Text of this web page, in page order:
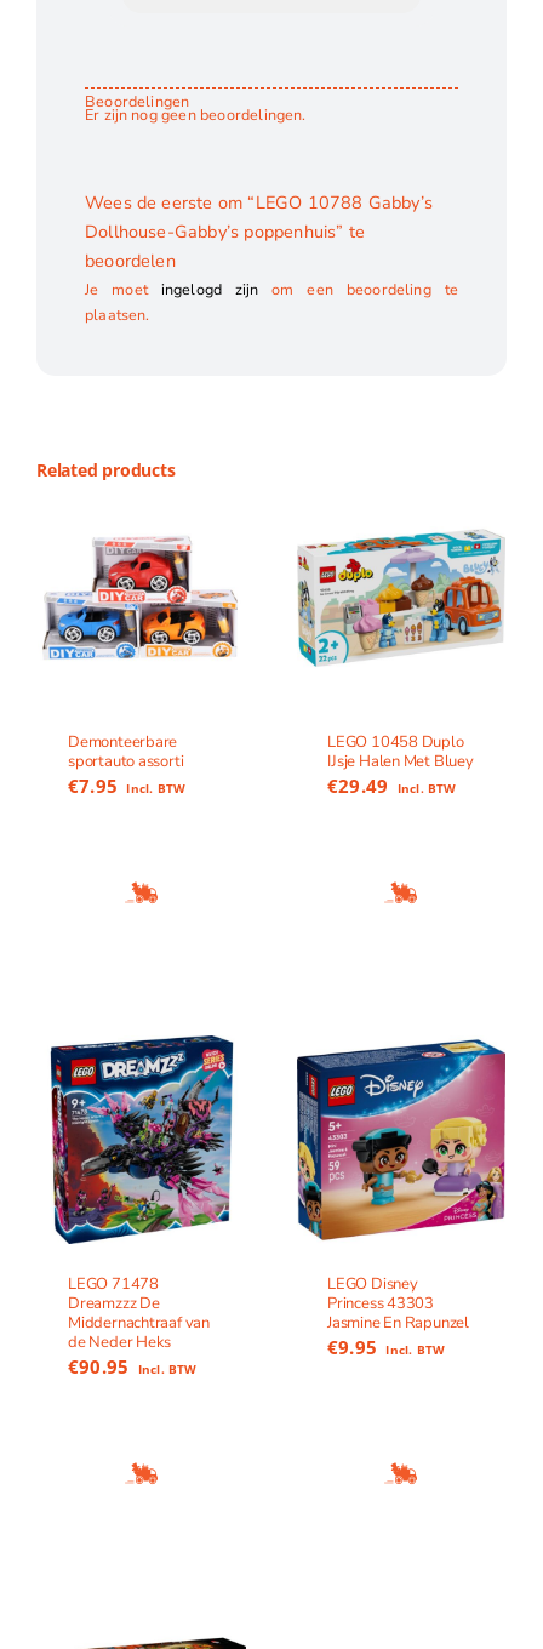
Beoordelingen
Er zijn nog geen beoordelingen.
Wees de eerste om “LEGO 10788 Gabby’s
Dollhouse-Gabby’s poppenhuis” te
beoordelen
Je moet ingelogd zijn om een beoordeling te
plaatsen.
Related products
Demonteerbare
sportauto assorti
€7.95 Incl. BTW
LEGO 10458 Duplo
IJsje Halen Met Bluey
€29.49 Incl. BTW
LEGO 71478
Dreamzzz De
Middernachtraaf van
de Neder Heks
€90.95 Incl. BTW
LEGO Disney
Princess 43303
Jasmine En Rapunzel
€9.95 Incl. BTW